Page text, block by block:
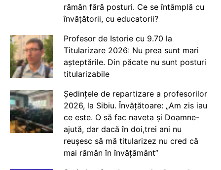
rămân fără posturi. Ce se întâmplă cu
învățătorii, cu educatorii?
Profesor de Istorie cu 9.70 la
Titularizare 2026: Nu prea sunt mari
așteptările. Din păcate nu sunt posturi
titularizabile
Ședințele de repartizare a profesorilor
2026, la Sibiu. Învățătoare: „Am zis iau
ce este. O să fac naveta și Doamne-
ajută, dar dacă în doi,trei ani nu
reușesc să mă titularizez nu cred că
mai rămân în învățământ”